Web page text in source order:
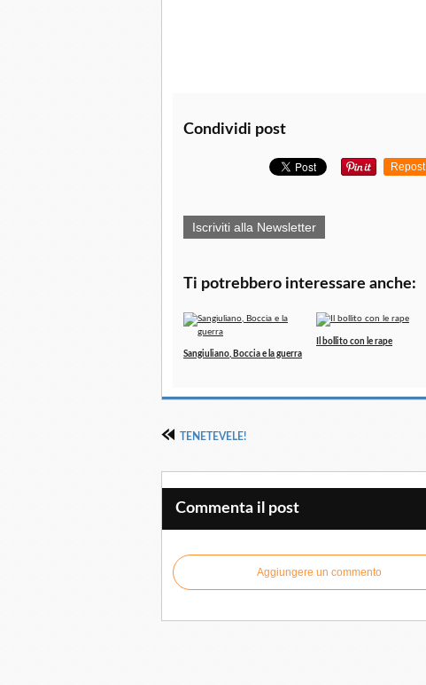
Condividi post
Repost
Iscriviti alla Newsletter
Ti potrebbero interessare anche:
Sangiuliano, Boccia e la guerra
Il bollito con le rape
TENETEVELE!
Commenta il post
Aggiungere un commento